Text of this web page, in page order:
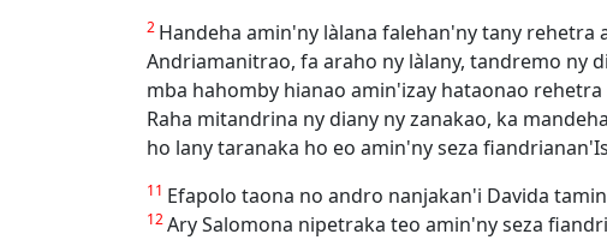
2 Handeha amin'ny làlana falehan'ny tany rehetra
Andriamanitrao, fa araho ny làlany, tandremo ny
mba hahomby hianao amin'izay hataonao
Raha mitandrina ny diany ny zanakao, ka
ho lany taranaka ho eo amin'ny seza
11 Efapolo taona no andro nanjakan'i Davida
12Ary Salomona nipetraka teo amin'ny seza